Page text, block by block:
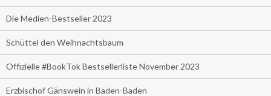
Die Medien-Bestseller 2023
Schüttel den Weihnachtsbaum
Offizielle #BookTok Bestsellerliste November 2023
Erzbischof Gänswein in Baden-Baden